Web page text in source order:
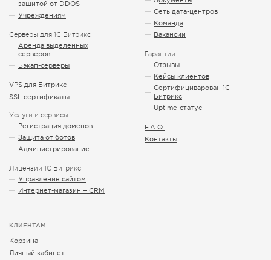
защитой от DDOS
Учреждениям
Серверы для 1С Битрикс
Аренда выделенных
серверов
Бэкап-серверы
VPS для Битрикс
SSL сертификаты
Услуги и сервисы
Регистрация доменов
Защита от ботов
Администрирование
Лицензии 1С Битрикс
Управление сайтом
Интернет-магазин + CRM
Сеть дата-центров
Команда
Вакансии
Гарантии
Отзывы
Кейсы клиентов
Сертифициварован 1С
Битрикс
Uptime-статус
F.A.Q.
Контакты
КЛИЕНТАМ
Корзина
Личный кабинет